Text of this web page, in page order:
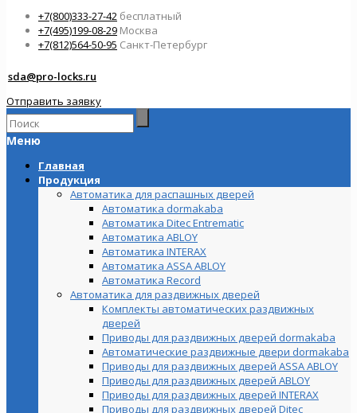
+7(800)333-27-42 бесплатный
+7(495)199-08-29 Москва
+7(812)564-50-95 Санкт-Петербург
sda@pro-locks.ru
Отправить заявку
Меню
Главная
Продукция
Автоматика для распашных дверей
Автоматика dormakaba
Автоматика Ditec Entrematic
Автоматика ABLOY
Автоматика INTERAX
Автоматика ASSA ABLOY
Автоматика Record
Автоматика для раздвижных дверей
Комплекты автоматических раздвижных
дверей
Приводы для раздвижных дверей dormakaba
Автоматические раздвижные двери dormakaba
Приводы для раздвижных дверей ASSA ABLOY
Приводы для раздвижных дверей ABLOY
Приводы для раздвижных дверей INTERAX
Приводы для раздвижных дверей Ditec